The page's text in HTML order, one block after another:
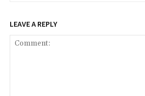
LEAVE A REPLY